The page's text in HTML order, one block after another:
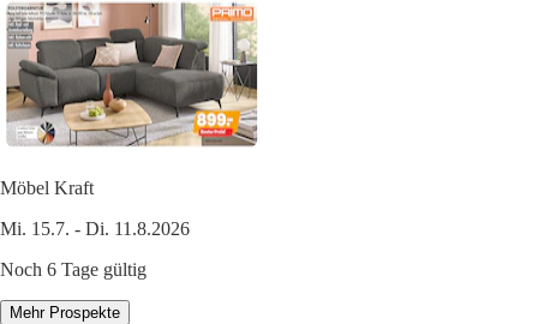
Möbel Kraft
Mi. 15.7. - Di. 11.8.2026
Noch 6 Tage gültig
Mehr Prospekte